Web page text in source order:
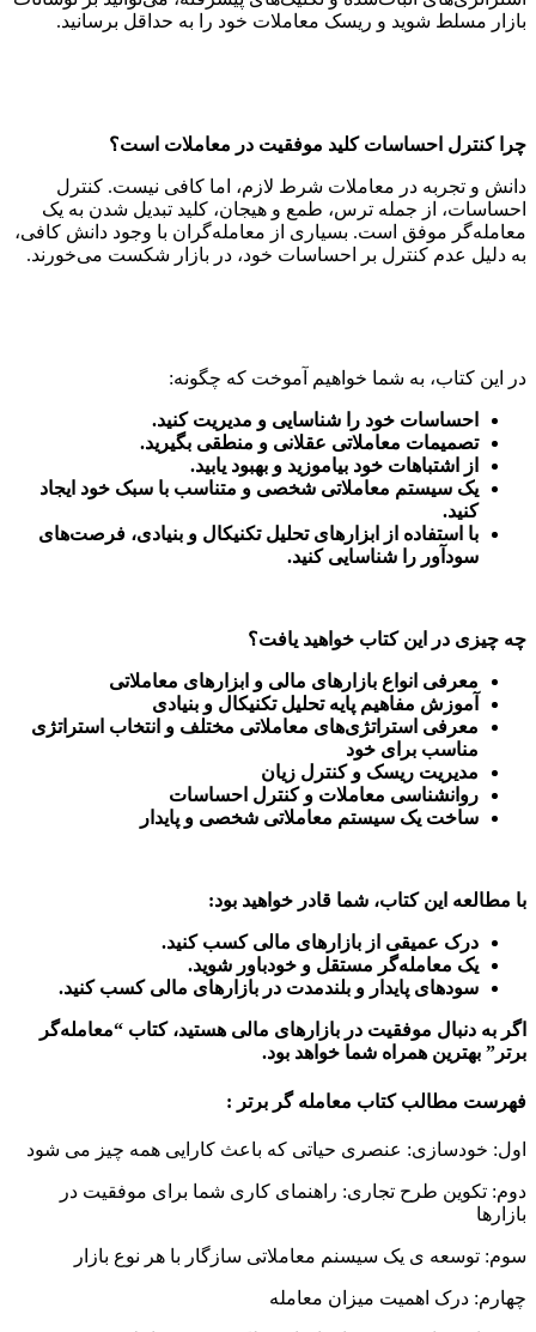
بازار مسلط شوید و ریسک معاملات خود را به حداقل برسانید.
چرا کنترل احساسات کلید موفقیت در معاملات است؟
دانش و تجربه در معاملات شرط لازم، اما کافی نیست. کنترل
احساسات، از جمله ترس، طمع و هیجان، کلید تبدیل شدن به یک
معامله‌گر موفق است. بسیاری از معامله‌گران با وجود دانش کافی،
به دلیل عدم کنترل بر احساسات خود، در بازار شکست می‌خورند.
در این کتاب، به شما خواهیم آموخت که چگونه:
احساسات خود را شناسایی و مدیریت کنید.
تصمیمات معاملاتی عقلانی و منطقی بگیرید.
از اشتباهات خود بیاموزید و بهبود یابید.
یک سیستم معاملاتی شخصی و متناسب با سبک خود ایجاد
کنید.
با استفاده از ابزارهای تحلیل تکنیکال و بنیادی، فرصت‌های
سودآور را شناسایی کنید.
چه چیزی در این کتاب خواهید یافت؟
معرفی انواع بازارهای مالی و ابزارهای معاملاتی
آموزش مفاهیم پایه تحلیل تکنیکال و بنیادی
معرفی استراتژی‌های معاملاتی مختلف و انتخاب استراتژی
مناسب برای خود
مدیریت ریسک و کنترل زیان
روانشناسی معاملات و کنترل احساسات
ساخت یک سیستم معاملاتی شخصی و پایدار
با مطالعه این کتاب، شما قادر خواهید بود:
درک عمیقی از بازارهای مالی کسب کنید.
یک معامله‌گر مستقل و خودباور شوید.
سودهای پایدار و بلندمدت در بازارهای مالی کسب کنید.
اگر به دنبال موفقیت در بازارهای مالی هستید، کتاب “معامله‌گر
برتر” بهترین همراه شما خواهد بود.
فهرست مطالب کتاب معامله گر برتر :
اول: خودسازی: عنصری حیاتی که باعث کارایی همه چیز می شود
دوم: تکوین طرح تجاری: راهنمای کاری شما برای موفقیت در
بازارها
سوم: توسعه ی یک سیسنم معاملاتی سازگار با هر نوع بازار
چهارم: درک اهمیت میزان معامله